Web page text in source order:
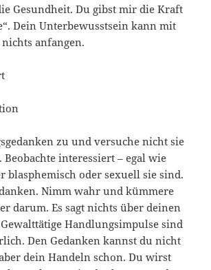
Gesundheit. Du gibst mir die Kraft
Dein Unterbewusstsein kann mit
anfangen.
zu und versuche nicht sie
interessiert – egal wie
blasphemisch oder sexuell sie sind.
Nimm wahr und kümmere
darum. Es sagt nichts über deinen
Handlungsimpulse sind
Den Gedanken kannst du nicht
dein Handeln schon. Du wirst